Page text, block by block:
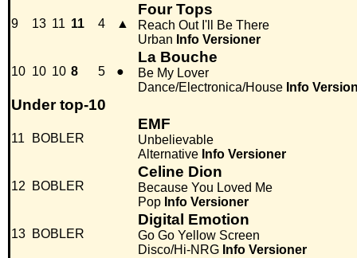
9 13 11 11 4 ▲
Four Tops
Reach Out I'll Be There
Urban Info Versioner
10 10 10 8 5 ●
La Bouche
Be My Lover
Dance/Electronica/House Info
Under top-10
11 BOBLER
EMF
Unbelievable
Alternative Info Versioner
12 BOBLER
Celine Dion
Because You Loved Me
Pop Info Versioner
13 BOBLER
Digital Emotion
Go Go Yellow Screen
Disco/Hi-NRG Info Versioner